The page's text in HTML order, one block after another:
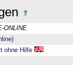
ONLINE
ohne Hilfe